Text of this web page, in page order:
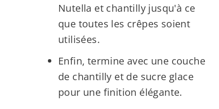
Nutella et chantilly jusqu'à ce
que toutes les crêpes soient
utilisées.
Enfin, termine avec une couche
de chantilly et de sucre glace
pour une finition élégante.